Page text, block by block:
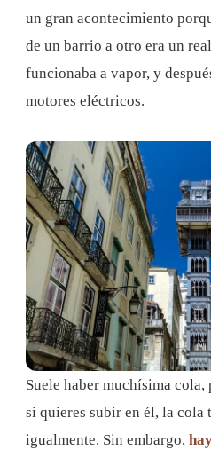
un gran acontecimiento
de un barrio a otro era un
funcionaba a vapor, y
motores eléctricos.
Suele haber muchísima
si quieres subir en él, la cola
igualmente. Sin embargo,